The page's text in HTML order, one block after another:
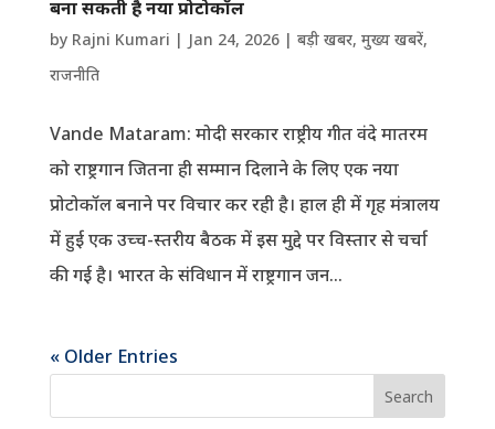
बना सकती है नया प्रोटोकॉल
by Rajni Kumari | Jan 24, 2026| बड़ी खबर, मुख्य खबरें,
राजनीति
Vande Mataram: मोदी सरकार राष्ट्रीय गीत वंदे मातरम
को राष्ट्रगान जितना ही सम्मान दिलाने के लिए एक नया
प्रोटोकॉल बनाने पर विचार कर रही है। हाल ही में गृह मंत्रालय
में हुई एक उच्च-स्तरीय बैठक में इस मुद्दे पर विस्तार से चर्चा
की गई है। भारत के संविधान में राष्ट्रगान जन...
« Older Entries
Search